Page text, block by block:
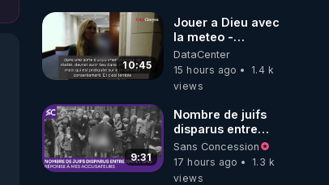
10:45
Jouer a Dieu avec
la meteo -
Citoicitoyen
DataCenter
15 hours ago
1.4 k
views
9:31
Nombre de juifs
disparus entre
1941 et 1945
(Réponse à mes
accusateurs)
Sans Concession
17 hours ago
1.3 k
views